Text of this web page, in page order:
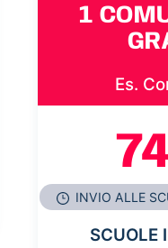
1
Es.
INVIO ALLE
SCUOLE